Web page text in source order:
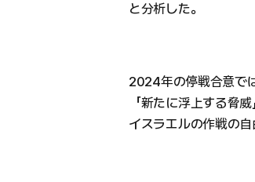
と分析した。
2024年の停戦合意で
「新たに浮上する脅
イスラエルの作戦の